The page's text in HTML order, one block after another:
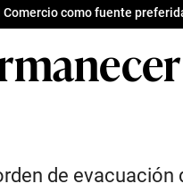
Comercio como fuente
de evacuación